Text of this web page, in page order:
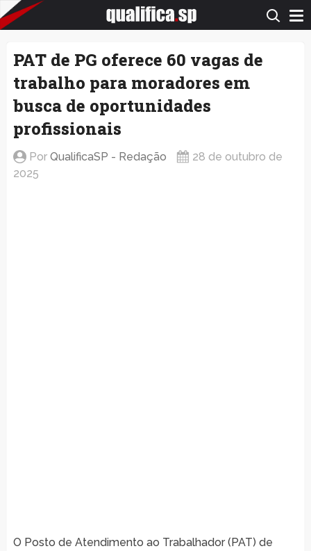
QualificaSP.com
PAT de PG oferece 60 vagas de
trabalho para moradores em
busca de oportunidades
profissionais
Por QualificaSP - Redação
28 de outubro de
2025
O Posto de Atendimento ao Trabalhador (PAT) de